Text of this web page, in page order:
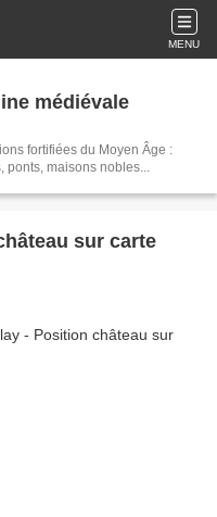
MENU
médiévale
fortifiées du Moyen Âge :
ponts, maisons nobles...
sur carte